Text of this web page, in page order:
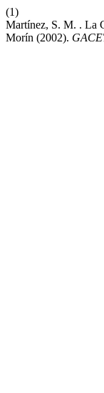
(1)
Martínez, S. M. . La
Morín (2002).